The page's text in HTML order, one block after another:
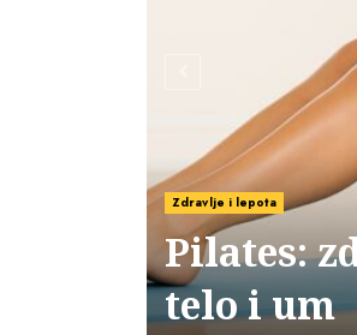
Zdravlje i lepota
Pilates:
telo i um